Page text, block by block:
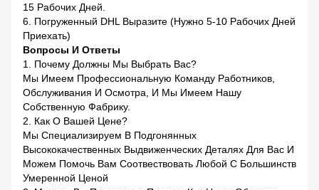
15 Рабочих Дней.
6. Погруженный DHL Выразите (нужно 5-10 Рабочих Дней
Приехать)
Вопросы И Ответы
1. Почему Должны Мы Выбрать Вас?
Мы Имеем Профессиональную Команду Работников,
Обслуживания И Осмотра, И Мы Имеем Нашу
Собственную Фабрику.
2. Как О Вашей Цене?
Мы Специализируем В Подгонянных
Высококачественных Выдвиженческих Деталях Для Вас И
Можем Помочь Вам Соотвествовать Любой С Большинств
Умеренной Ценой